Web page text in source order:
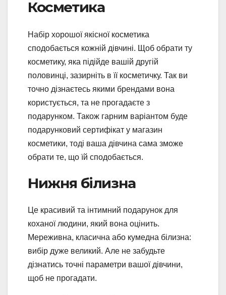
Косметика
Набір хорошої якісної косметика
сподобається кожній дівчині. Щоб обрати ту
косметику, яка підійде вашій другій
половинці, зазирніть в її косметичку. Так ви
точно дізнаєтесь якими брендами вона
користується, та не прогадаєте з
подарунком. Також гарним варіантом буде
подарунковий сертифікат у магазин
косметики, тоді ваша дівчина сама зможе
обрати те, що їй сподобається.
Нижня білизна
Це красивий та інтимний подарунок для
коханої людини, який вона оцінить.
Мереживна, класична або кумедна білизна:
вибір дуже великий. Але не забудьте
дізнатись точні параметри вашої дівчини,
щоб не прогадати.